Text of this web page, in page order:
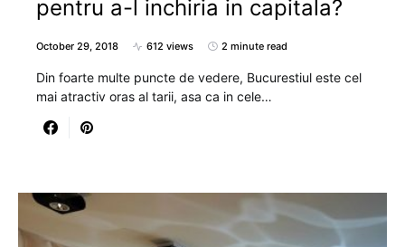
pentru a-l inchiria in capitala?
October 29, 2018 612 views 2 minute read
Din foarte multe puncte de vedere, Bucurestiul este cel
mai atractiv oras al tarii, asa ca in cele…